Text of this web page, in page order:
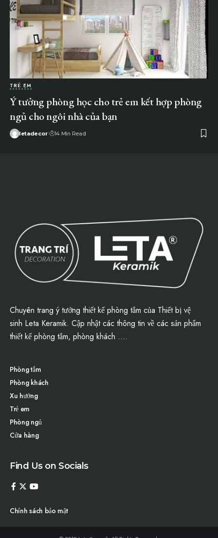
TRẺ EM
Ý tưởng phòng học cho trẻ em kết hợp phòng
ngủ cho ngôi nhà của bạn
letadecor 14 Min Read
Chuyên trang ý tưởng thiết kế phòng tắm của Thiết bị vệ
sinh Leta Keramik. Cập nhật các thông tin về các sản phẩm
thiết kế phòng tắm, phòng khách ….
Phòng tắm
Phòng khách
Xu hướng
Trẻ em
Phòng ngủ
Cửa hàng
Find Us on Socials
Chính sách bảo mật